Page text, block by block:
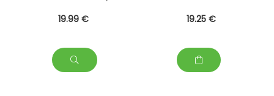
60 gélules
19.99 € 19.25 €